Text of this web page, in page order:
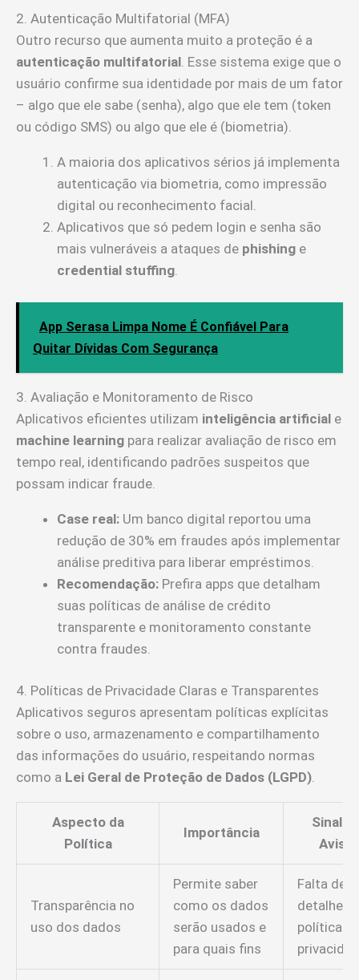
2. Autenticação Multifatorial (MFA)
Outro recurso que aumenta muito a proteção é a
autenticação multifatorial. Esse sistema exige que o
usuário confirme sua identidade por mais de um fator
– algo que ele sabe (senha), algo que ele tem (token
ou código SMS) ou algo que ele é (biometria).
A maioria dos aplicativos sérios já implementa
autenticação via biometria, como impressão
digital ou reconhecimento facial.
Aplicativos que só pedem login e senha são
mais vulneráveis a ataques de phishing e
credential stuffing.
App Serasa Limpa Nome É Confiável Para
Quitar Dívidas Com Segurança
3. Avaliação e Monitoramento de Risco
Aplicativos eficientes utilizam inteligência artificial e
machine learning para realizar avaliação de risco em
tempo real, identificando padrões suspeitos que
possam indicar fraude.
Case real: Um banco digital reportou uma
redução de 30% em fraudes após implementar
análise preditiva para liberar empréstimos.
Recomendação: Prefira apps que detalham
suas políticas de análise de crédito
transparente e monitoramento constante
contra fraudes.
4. Políticas de Privacidade Claras e Transparentes
Aplicativos seguros apresentam políticas explícitas
sobre o uso, armazenamento e compartilhamento
das informações do usuário, respeitando normas
como a Lei Geral de Proteção de Dados (LGPD).
Aspecto da
Política
Importância
Sinal
Aviso
Transparência no
uso dos dados
Permite saber
como os dados
serão usados e
para quais fins
Falta de
detalhes
política